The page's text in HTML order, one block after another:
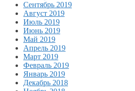
Сентябрь 2019
Август 2019
Июль 2019
Июнь 2019
Май 2019
Апрель 2019
Март 2019
Февраль 2019
Январь 2019
Декабрь 2018